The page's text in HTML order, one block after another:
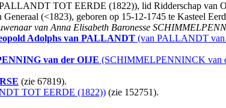
TOT EERDE (1822)), lid Ridderschap van
(<1823), geboren op 15-12-1745 te Kasteel
van Anna Elisabeth Baronesse
Adolphs van PALLANDT (van PALLANDT van
van der OIJE (SCHIMMELPENNINCK van
(zie 67819).
TOT EERDE (1822)) (zie 152751).